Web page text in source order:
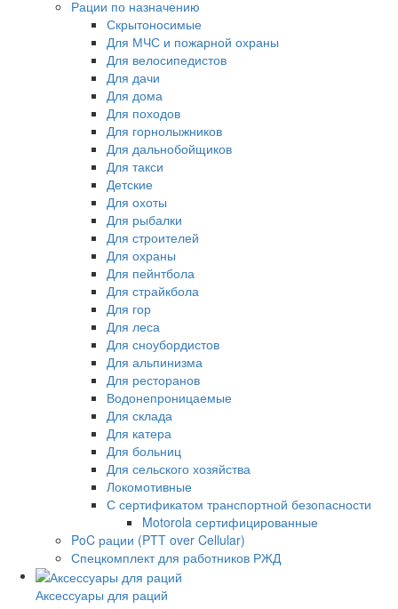
Рации по назначению
Скрытоносимые
Для МЧС и пожарной охраны
Для велосипедистов
Для дачи
Для дома
Для походов
Для горнолыжников
Для дальнобойщиков
Для такси
Детские
Для охоты
Для рыбалки
Для строителей
Для охраны
Для пейнтбола
Для страйкбола
Для гор
Для леса
Для сноубордистов
Для альпинизма
Для ресторанов
Водонепроницаемые
Для склада
Для катера
Для больниц
Для сельского хозяйства
Локомотивные
С сертификатом транспортной безопасности
Motorola сертифицированные
PoC рации (PTT over Cellular)
Спецкомплект для работников РЖД
Аксессуары для раций